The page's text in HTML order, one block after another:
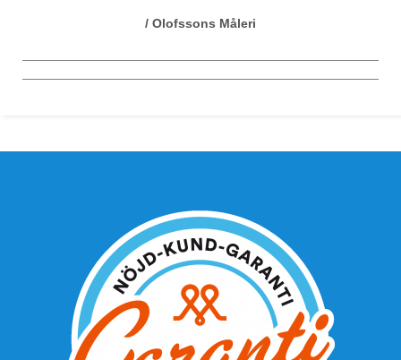
/ Olofssons Måleri